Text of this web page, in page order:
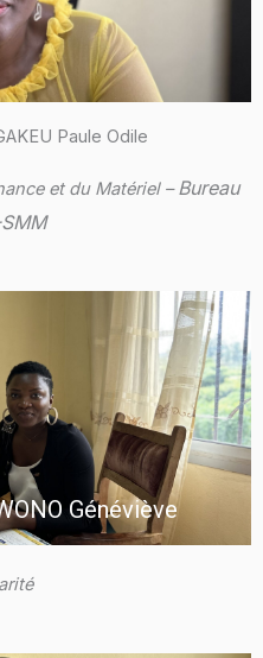
Paule Odile
et du Matériel –Bureau
Généviève